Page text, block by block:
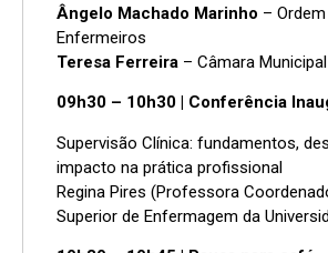
Ângelo Machado Marinho –
Enfermeiros
Teresa Ferreira – Câmara
09h30 – 10h30 | Conferência
Supervisão Clínica: fundamentos,
impacto na prática profissional
Regina Pires (Professora
Superior de Enfermagem da